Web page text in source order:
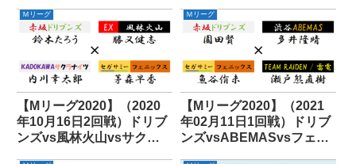
Ｍリーグ
【Mリーグ2020】（2020
年10月16日2回戦）ドリブ
ンズvs風林火山vsサクラ
Ｍリーグ
【Mリーグ2020】（2021
年02月11日1回戦）ドリブ
ンズvsABEMASvsフェニ